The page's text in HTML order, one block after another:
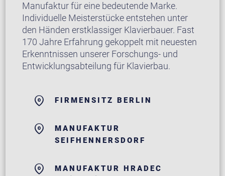
Manufaktur für eine bedeutende Marke.
Individuelle Meisterstücke entstehen unter
den Händen erstklassiger Klavierbauer. Fast
170 Jahre Erfahrung gekoppelt mit neuesten
Erkenntnissen unserer Forschungs- und
Entwicklungsabteilung für Klavierbau.
FIRMENSITZ BERLIN
MANUFAKTUR
SEIFHENNERSDORF
MANUFAKTUR HRADEC